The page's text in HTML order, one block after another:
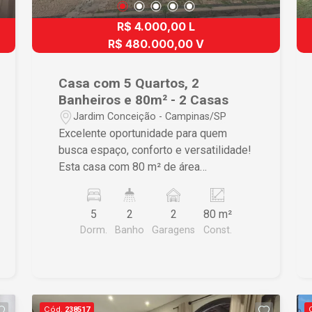
com fácil acesso a comércios,
serviços, escolas e principais vias da
cidade, ideal para quem busca
e disponibilidade sujeitos a alteração
sem aviso prévio. Imobiliária Cardinalli,
Filial Campinas - (19) 3341-5000 Rua
José Pires Neto, 53, Cambuí - 13025-
170, Campinas - SP.
R$ 4.000,00 L
R$ 480.000,00 V
Casa com 5 Quartos, 2
Banheiros e 80m² - 2 Casas
Jardim Conceição - Campinas/SP
Excelente oportunidade para quem
busca espaço, conforto e versatilidade!
Esta casa com 80 m² de área
no mesmo terreno, é ideal para famílias
grandes, moradia compartilhada ou até
mesmo para quem deseja morar em
ótima funcionalidade para o dia a dia.
5
Dorm.
2
Banho
2
Garagens
80 m²
Const.
Cód. 238517